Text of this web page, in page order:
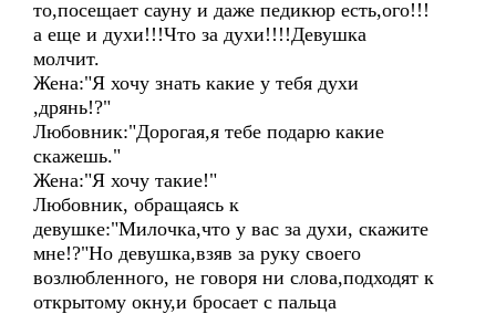
то,посещает сауну и даже педикюр есть,ого!!!
а еще и духи!!!Что за духи!!!!Девушка
молчит.
Жена:"Я хочу знать какие у тебя духи
,дрянь!?"
Любовник:"Дорогая,я тебе подарю какие
скажешь."
Жена:"Я хочу такие!"
Любовник, обращаясь к
девушке:"Милочка,что у вас за духи, скажите
мне!?"Но девушка,взяв за руку своего
возлюбленного, не говоря ни слова,подходят к
открытому окну,и бросает с пальца